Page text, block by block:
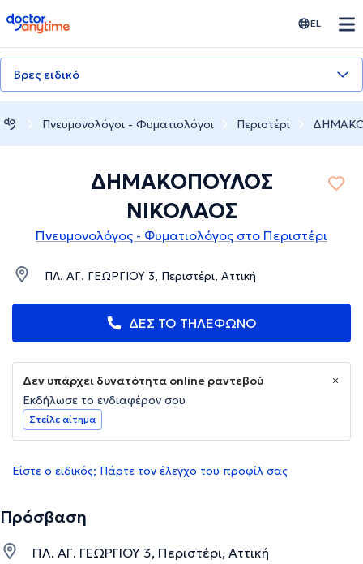
doctoranytime EL
Βρες ειδικό
Πνευμονολόγοι - Φυματιολόγοι Περιστέρι
ΔΗΜΑΚΟΠΟΥΛΟΣ
ΝΙΚΟΛΑΟΣ
Πνευμονολόγος - Φυματιολόγος στο Περιστέρι
ΠΛ. ΑΓ. ΓΕΩΡΓΙΟΥ 3, Περιστέρι, Αττική
ΔΕΣ ΤΟ ΤΗΛΕΦΩΝΟ
Δεν υπάρχει δυνατότητα online ραντεβού
Εκδήλωσε το ενδιαφέρον σου
Στείλε αίτημα
Είστε ο ειδικός; Πάρτε τον έλεγχο του προφίλ σας
Πρόσβαση
ΠΛ. ΑΓ. ΓΕΩΡΓΙΟΥ 3, Περιστέρι, Αττική